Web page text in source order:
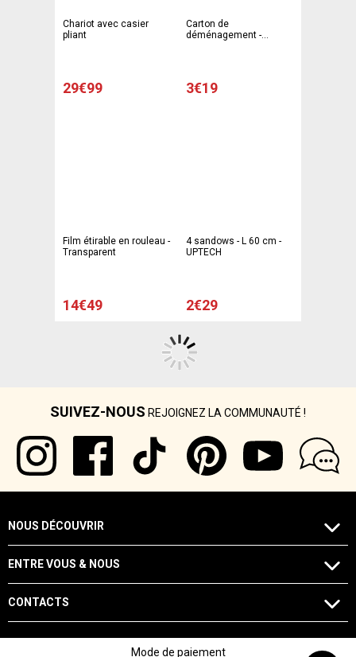
Chariot avec casier
pliant
29€99
Carton de
déménagement -
3€19
Film étirable en rouleau -
Transparent
14€49
4 sandows - L 60 cm -
UPTECH
2€29
SUIVEZ-NOUS REJOIGNEZ LA COMMUNAUTÉ !
NOUS DÉCOUVRIR
ENTRE VOUS & NOUS
CONTACTS
Mode de paiement